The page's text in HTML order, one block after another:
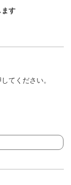
ます
てください。